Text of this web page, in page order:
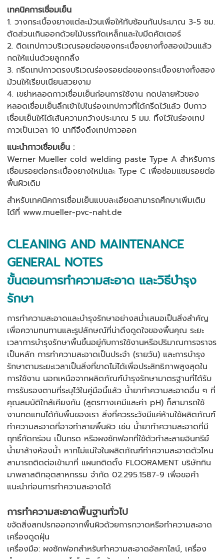
เทคนิคการเชื่อมเย็น
1. วางกระเบื้องยางแต่ละม้วนเพื่อให้ทับซ้อนกันประมาณ 3-5 ซม.
ตัดส่วนเกินออกด้วยไม้บรรทัดเหล็กและใบมีดคัตเตอร์
2. ติดเทปกาวบริเวณรอยต่อของกระเบื้องยางทั้งสองม้วนแล้ว
กดให้แน่นด้วยลูกกลิ้ง
3. กรีดเทปกาวตรงบริเวณร่องรอยต่อของกระเบื้องยางทั้งสอง
ม้วนให้เรียบเนียนสวยงาม
4. เขย่าหลอดกาวเชื่อมเย็นก่อนการใช้งาน กดปลายหัวของ
หลอดเชื่อมเย็นลึกเข้าไปในร่องเทปกาวที่ได้กรีดไว้แล้ว บีบกาว
เชื่อมเย็นให้ได้เส้นความกว้างประมาณ 5 มม. ทิ้งไว้ในร่องเทป
กาวเป็นเวลา 10 นาทีจึงดึงเทปกาวออก
แนะนำกาวเชื่อมเย็น :
Werner Mueller cold welding paste Type A สำหรับการ
เชื่อมรอยต่อกระเบื้องยางใหม่และ Type C เพื่อซ่อมแซมรอยต่อ
พื้นผิวเดิม
สำหรับเทคนิคการเชื่อมเย็นแบบละเอียดสามารถศึกษาเพิ่มเติม
ได้ที่ www.mueller-pvc-naht.de
CLEANING AND MAINTENANCE
GENERAL NOTES
ขั้นตอนการทำความสะอาด และวิธีบำรุง
รักษา
การทำความสะอาดและบำรุงรักษาอย่างสม่ำเสมอเป็นสิ่งสำคัญ
เพื่อความทนทานและรูปลักษณ์ที่น่าดึงดูดใจของพื้นคุณ ระยะ
เวลาการบำรุงรักษาพื้นขึ้นอยู่กับการใช้งานหรือปริมาณการจราจร
เป็นหลัก การทำความสะอาดเป็นประจำ (รายวัน) และการบำรุง
รักษาตามระยะเวลาเป็นสิ่งที่ขาดไม่ได้เพื่อประสิทธิภาพสูงสุดใน
การใช้งาน นอกเหนือจากผลิตภัณฑ์บำรุงรักษามาตรฐานที่ได้รับ
การรับรองตามที่ระบุไว้ในคู่มือนี้แล้ว น้ำยาทำความสะอาดอื่น ๆ ที่
คุณสมบัติใกล้เคียงกัน (สูตรทางเคมีและค่า pH) ก็สามารถใช้
งานทดแทนได้กับพื้นของเรา สิ่งที่ควรระวังมีแค่ห้ามใช้ผลิตภัณฑ์
ทำความสะอาดที่อาจทำลายพื้นผิว เช่น น้ำยาทำความสะอาดที่มี
ฤทธิ์กัดกร่อน เป็นกรด หรือผงซักฟอกที่ใช้ตัวทำละลายอินทรีย์
น้ำยาล้างห้องน้ำ หากไม่แน่ใจในผลิตภัณฑ์ทำความสะอาดตัวไหน
สามารถติดต่อเข้ามาที่ แผนกติดตั้ง FLOORAMENT บริษัททิน
มาพลาสติกอุตสาหกรรม จำกัด 02.295.1587-9 เพื่อขอคำ
แนะนำก่อนการทำความสะอาดได้
การทำความสะอาดพื้นฐานทั่วไป
ขจัดสิ่งสกปรกออกจากพื้นผิวด้วยการกวาดหรือทำความสะอาด
เครื่องดูดฝุ่น
เครื่องมือ: ผงซักฟอกสำหรับทำความสะอาดอัลคาไลน์, เครื่อง